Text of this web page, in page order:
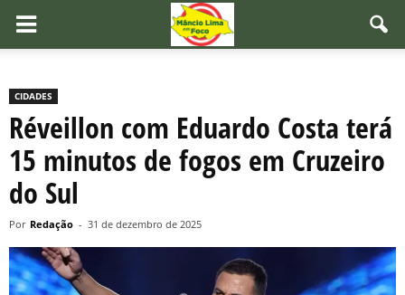
CIDADES
Réveillon com Eduardo Costa terá
15 minutos de fogos em Cruzeiro
do Sul
Por Redação - 31 de dezembro de 2025